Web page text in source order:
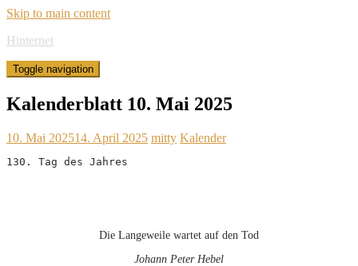
Skip to main content
Hinternet
Toggle navigation
Kalenderblatt 10. Mai 2025
10. Mai 202514. April 2025 mitty Kalender
130. Tag des Jahres
Die Langeweile wartet auf den Tod
Johann Peter Hebel